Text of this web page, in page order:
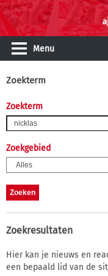
Menu
Zoekterm
Zoekterm
Zoekgebied
Zoekresultaten
Hier kan je nieuws en
een bepaald lid van de